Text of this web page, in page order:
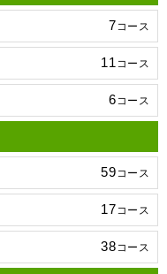
7コース
11 コース
6コース
59コース
17コース
38コース